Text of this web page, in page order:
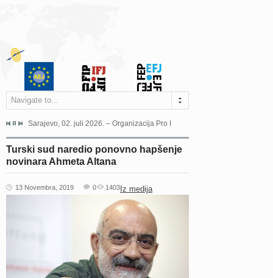
Navigate to...
Grada Sarajeva povodom Dana Sarajeva dugogodišnjoj...
Sarajevo, 02. juli 2026. – Organizacija Pro Educa juče je uspješno
Turski sud naredio ponovno hapšenje
novinara Ahmeta Altana
13 Novembra, 2019 Iz medija
0 1403